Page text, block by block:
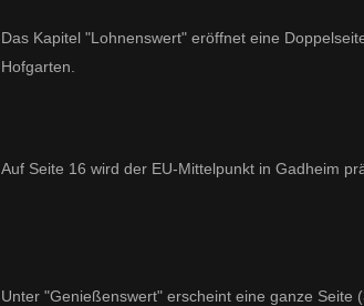
Das Kapitel "Lohnenswert" eröffnet eine
Hofgarten.
Auf Seite 16 wird der EU-Mittelpunkt in Gadheim
Unter "Genießenswert" erscheint eine ganze Seite